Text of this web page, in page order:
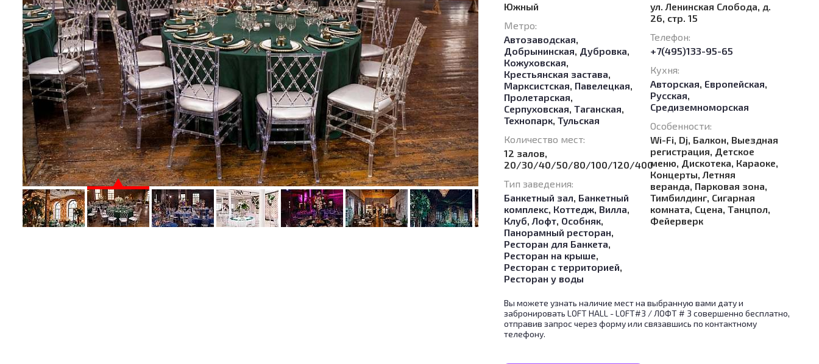
Южный
Метро:
Автозаводская,
Добрынинская, Дубровка,
Кожуховская,
Крестьянская застава,
Марксистская, Павелецкая,
Пролетарская,
Серпуховская, Таганская,
Технопарк, Тульская
Количество мест:
12 залов,
20/30/40/50/80/100/120/400
Тип заведения:
Банкетный зал, Банкетный
комплекс, Коттедж, Вилла,
Клуб,Лофт, Особняк,
Панорамный ресторан,
Ресторан для Банкета,
Ресторан на крыше,
Ресторан с территорией,
Ресторан у воды
ул. Ленинская Слобода, д.
26, стр. 15
Телефон:
+7(495)133-95-65
Кухня:
Авторская, Европейская,
Русская,
Средиземноморская
Особенности:
Wi-Fi, Dj, Балкон, Выездная
регистрация, Детское
меню, Дискотека, Караоке,
Концерты, Летняя
веранда, Парковая зона,
Тимбилдинг, Сигарная
комната, Сцена, Танцпол,
Фейерверк
Вы можете узнать наличие мест на выбранную вами дату и
забронировать LOFT HALL - LOFT#3 / ЛОФТ # 3 совершенно бесплатно,
отправив запрос через форму или связавшись по контактному
телефону.